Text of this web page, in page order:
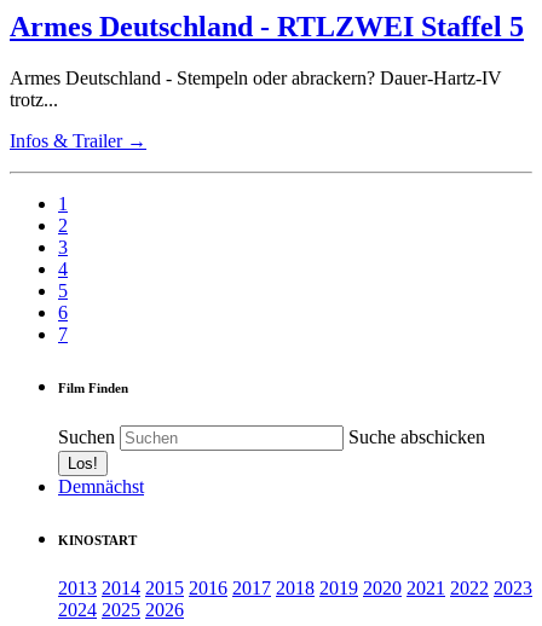
Armes Deutschland - RTLZWEI Staffel 5
Armes Deutschland - Stempeln oder abrackern? Dauer-Hartz-IV
trotz...
Infos & Trailer →
1
2
3
4
5
6
7
Film Finden
Suchen Suche abschicken
Demnächst
KINOSTART
2013 2014 2015 2016 2017 2018 2019 2020 2021 2022 2023
2024 2025 2026